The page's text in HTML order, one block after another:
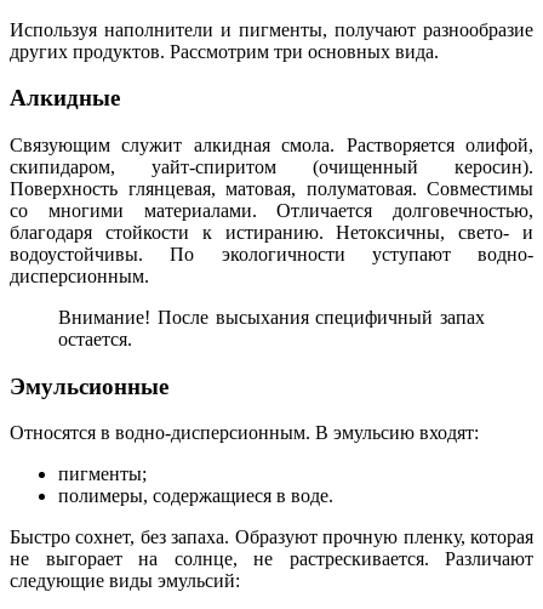
Используя наполнители и пигменты, получают разнообразие
других продуктов. Рассмотрим три основных вида.
Алкидные
Связующим служит алкидная смола. Растворяется олифой,
скипидаром, уайт-спиритом (очищенный керосин).
Поверхность глянцевая, матовая, полуматовая. Совместимы
со многими материалами. Отличается долговечностью,
благодаря стойкости к истиранию. Нетоксичны, свето- и
водоустойчивы. По экологичности уступают водно-
дисперсионным.
Внимание! После высыхания специфичный запах
остается.
Эмульсионные
Относятся в водно-дисперсионным. В эмульсию входят:
пигменты;
полимеры, содержащиеся в воде.
Быстро сохнет, без запаха. Образуют прочную пленку, которая
не выгорает на солнце, не растрескивается. Различают
следующие виды эмульсий: